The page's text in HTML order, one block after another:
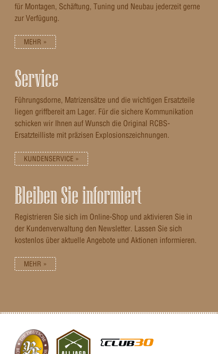
für Montagen, Schäftung, Tuning und Neubau jederzeit gerne
zur Verfügung.
MEHR »
Service
Führungsdorne, Matrizensätze und die wichtigen Ersatzteile
liegen griffbereit am Lager. Für die sichere Kommunikation
schicken wir Ihnen auf Wunsch die Original RCBS-
Ersatzteilliste mit präzisen Explosionszeichnungen.
KUNDENSERVICE »
Bleiben Sie informiert
Registrieren Sie sich im Online-Shop und aktivieren Sie in
der Kundenverwaltung den Newsletter. Lassen Sie sich
kostenlos über aktuelle Angebote und Aktionen informieren.
MEHR »